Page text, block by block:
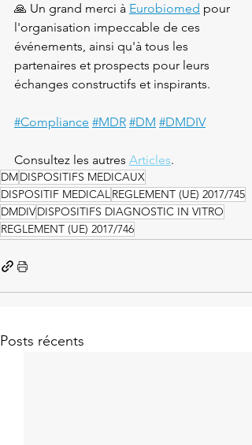
🙏 Un grand merci à Eurobiomed pour
l'organisation impeccable de ces
événements, ainsi qu'à tous les
partenaires et prospects pour leurs
échanges constructifs et inspirants.
#Compliance #MDR #DM #DMDIV
Consultez les autres Articles.
DMDISPOSITIFS MEDICAUX
DISPOSITIF MEDICALREGLEMENT (UE) 2017/745
DMDIVDISPOSITIFS DIAGNOSTIC IN VITRO
REGLEMENT (UE) 2017/746
Posts récents